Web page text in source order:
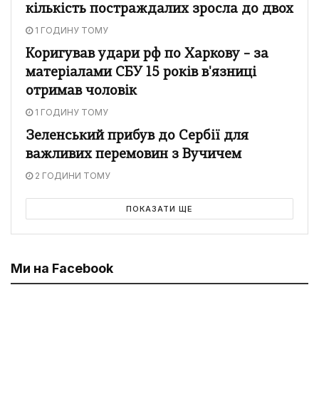
кількість постраждалих зросла до двох
1 ГОДИНУ ТОМУ
Коригував удари рф по Харкову – за
матеріалами СБУ 15 років в'язниці
отримав чоловік
1 ГОДИНУ ТОМУ
Зеленський прибув до Сербії для
важливих перемовин з Вучичем
2 ГОДИНИ ТОМУ
ПОКАЗАТИ ЩЕ
Ми на Facebook